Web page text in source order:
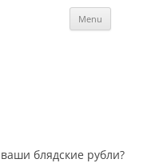
Menu
блядские рубли?